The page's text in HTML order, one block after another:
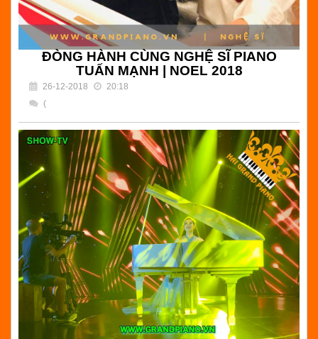
ĐÒNG HÀNH CÙNG NGHỆ SĨ PIANO
TUẤN MẠNH | NOEL 2018
26-12-2018
20:18
(
) Bình luận
ĐÒNG HÀNH CÙNG NGHỆ SĨ PIANO TUẤN MẠNH |
NOEL 2018 |Hải Grand Piano - Chuyên bán đàn grand
piano cơ giá rẻ biểu diễn chuyên nghiệp tại Tp.HCM
Đọc tiếp